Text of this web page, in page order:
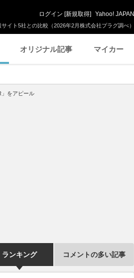
イト5社との比較（2026年2月株式会社プラグ調べ）
ログイン [新規取得] Yahoo! JAPAN
オリジナル記事 マイカー
」をアピール
ランキング コメントの多い記事